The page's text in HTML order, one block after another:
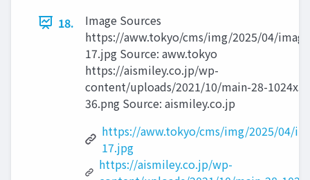
18.
Image Sources
https://aww.tokyo/cms/img/2025/04/
17.jpg Source: aww.tokyo
https://aismiley.co.jp/wp-
content/uploads/2021/10/main-28-1024x5
36.png Source: aismiley.co.jp
https://aww.tokyo/cms/img/2025/04/
17.jpg
https://aismiley.co.jp/wp-